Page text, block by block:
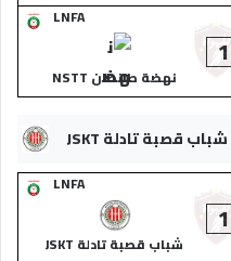
LNFA
1
نهضة طانطان NSTT
شباب قصبة تادلة JSKT
LNFA
1
شباب قصبة تادلة JSKT